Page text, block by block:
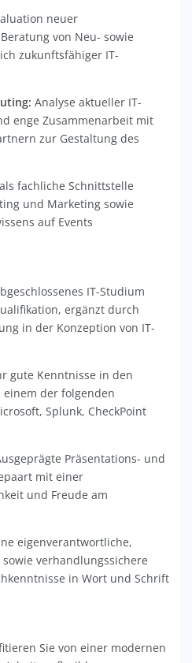
neuer
von Neu- sowie
zukunftsfähiger IT-
Analyse aktueller IT-
enge Zusammenarbeit mit
zur Gestaltung des
fachliche Schnittstelle
und Marketing sowie
auf Events
IT-Studium
ergänzt durch
in der Konzeption von IT-
gute Kenntnisse in den
einem der folgenden
Splunk, CheckPoint
Präsentations- und
mit einer
und Freude am
eigenverantwortliche,
verhandlungssichere
in Wort und Schrift
Sie von einer modernen